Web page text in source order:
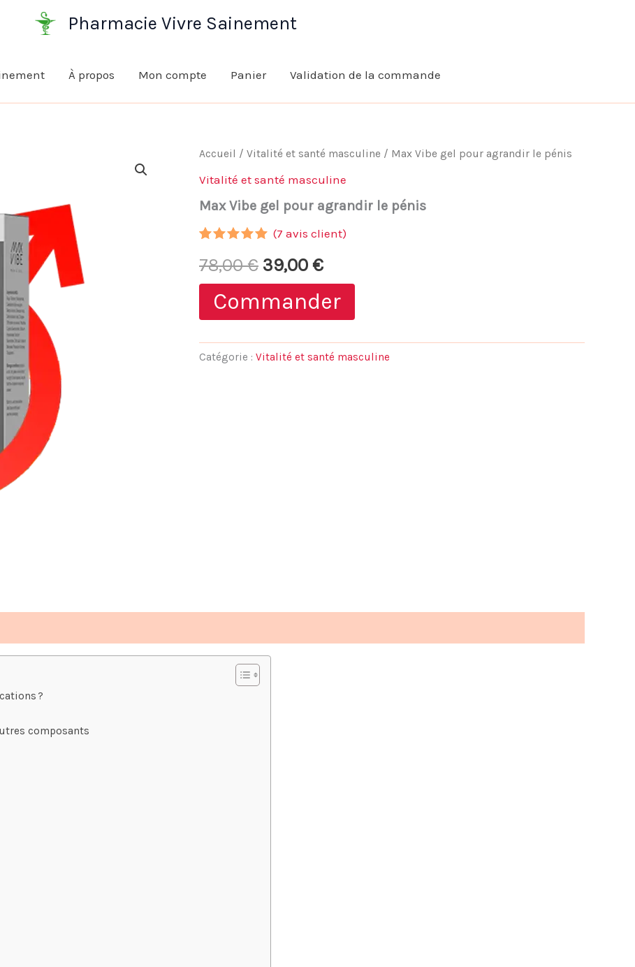
Pharmacie Vivre Sainement
À propos Mon compte Panier Validation de la commande
Accueil / Vitalité et santé masculine / Max Vibe gel pour agrandir le pénis
Vitalité et santé masculine
Max Vibe gel pour agrandir le pénis
sur 5
basé sur
notations
client
(7 avis client)
78,00€ Le
prix
initial
était :
39,00 €Le
prix
actuel
est :
Commander
Catégorie : Vitalité et santé masculine
?
composants